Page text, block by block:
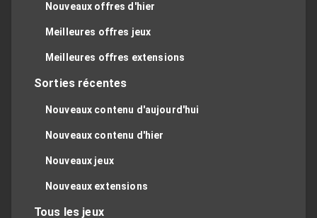
Nouveaux offres d'hier
Meilleures offres jeux
Meilleures offres extensions
Sorties récentes
Nouveaux contenu d'aujourd'hui
Nouveaux contenu d'hier
Nouveaux jeux
Nouveaux extensions
Tous les jeux